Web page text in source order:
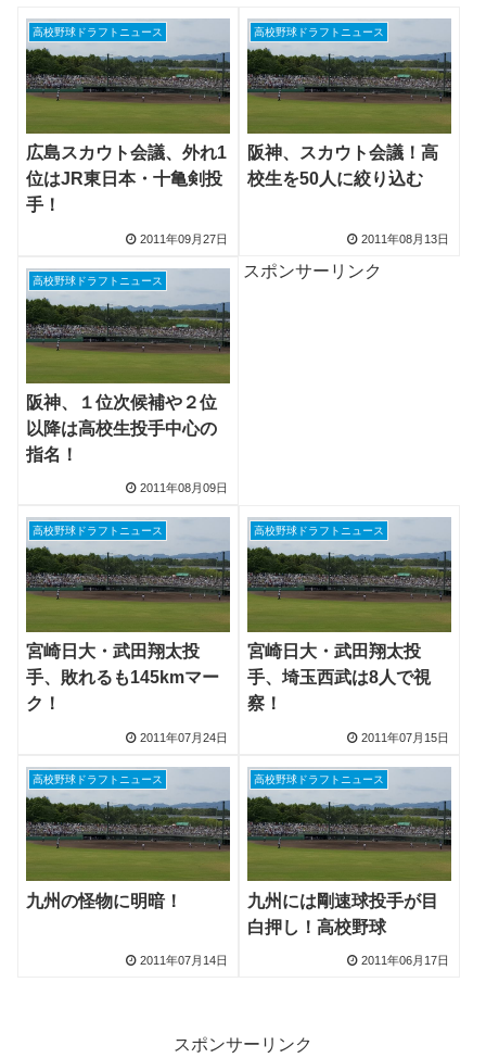
高校野球ドラフトニュース
広島スカウト会議、外れ1
位はJR東日本・十亀剣投
手！
2011年09月27日
高校野球ドラフトニュース
阪神、スカウト会議！高
校生を50人に絞り込む
2011年08月13日
高校野球ドラフトニュース
阪神、１位次候補や２位
以降は高校生投手中心の
指名！
2011年08月09日
スポンサーリンク
高校野球ドラフトニュース
宮崎日大・武田翔太投
手、敗れるも145kmマー
ク！
2011年07月24日
高校野球ドラフトニュース
宮崎日大・武田翔太投
手、埼玉西武は8人で視
察！
2011年07月15日
高校野球ドラフトニュース
九州の怪物に明暗！
2011年07月14日
高校野球ドラフトニュース
九州には剛速球投手が目
白押し！高校野球
2011年06月17日
スポンサーリンク